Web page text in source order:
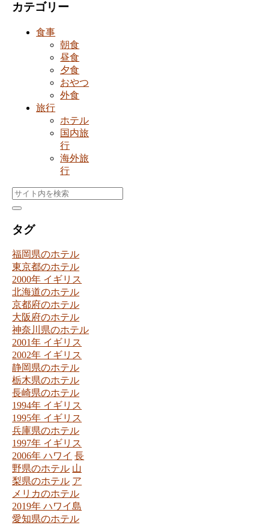
カテゴリー
食事
朝食
昼食
夕食
おやつ
外食
旅行
ホテル
国内旅
行
海外旅
行
タグ
福岡県のホテル
東京都のホテル
2000年 イギリス
北海道のホテル
京都府のホテル
大阪府のホテル
神奈川県のホテル
2001年 イギリス
2002年 イギリス
静岡県のホテル
栃木県のホテル
長崎県のホテル
1994年 イギリス
1995年 イギリス
兵庫県のホテル
1997年 イギリス
2006年 ハワイ 長
野県のホテル 山
梨県のホテル ア
メリカのホテル
2019年 ハワイ島
愛知県のホテル